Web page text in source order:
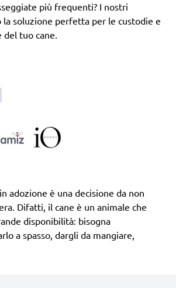
più frequenti? I nostri
la soluzione perfetta per le custodie e
del tuo cane.
adozione è una decisione da non
Difatti, il cane è un animale che
disponibilità: bisogna
a spasso, dargli da mangiare,